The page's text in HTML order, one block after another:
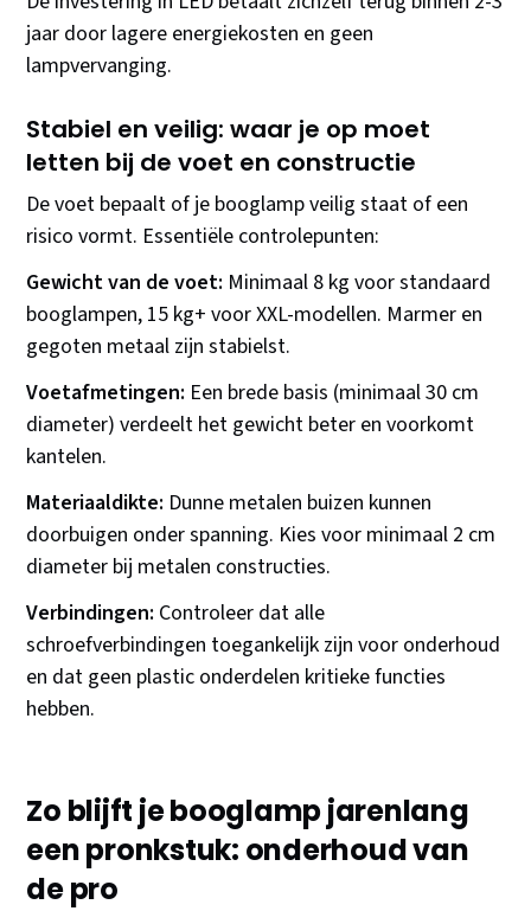
jaar door lagere energiekosten en geen
lampvervanging.
Stabiel en veilig: waar je op moet
letten bij de voet en constructie
De voet bepaalt of je booglamp veilig staat of een
risico vormt. Essentiële controlepunten:
Gewicht van de voet: Minimaal 8 kg voor standaard
booglampen, 15 kg+ voor XXL-modellen. Marmer en
gegoten metaal zijn stabielst.
Voetafmetingen: Een brede basis (minimaal 30 cm
diameter) verdeelt het gewicht beter en voorkomt
kantelen.
Materiaaldikte: Dunne metalen buizen kunnen
doorbuigen onder spanning. Kies voor minimaal 2 cm
diameter bij metalen constructies.
Verbindingen: Controleer dat alle
schroefverbindingen toegankelijk zijn voor onderhoud
en dat geen plastic onderdelen kritieke functies
hebben.
Zo blijft je booglamp jarenlang
een pronkstuk: onderhoud van
de pro